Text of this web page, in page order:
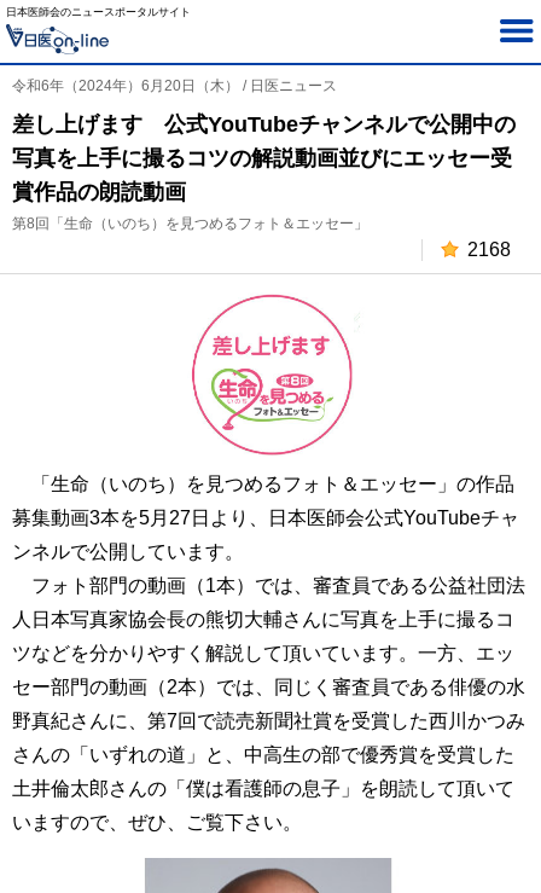
日本医師会のニュースポータルサイト
令和6年（2024年）6月20日（木） / 日医ニュース
差し上げます 公式YouTubeチャンネルで公開中の
写真を上手に撮るコツの解説動画並びにエッセー受
賞作品の朗読動画
第8回「生命（いのち）を見つめるフォト＆エッセー」
2168
「生命（いのち）を見つめるフォト＆エッセー」の作品
募集動画3本を5月27日より、日本医師会公式YouTubeチャ
ンネルで公開しています。
フォト部門の動画（1本）では、審査員である公益社団法
人日本写真家協会長の熊切大輔さんに写真を上手に撮るコ
ツなどを分かりやすく解説して頂いています。一方、エッ
セー部門の動画（2本）では、同じく審査員である俳優の水
野真紀さんに、第7回で読売新聞社賞を受賞した西川かつみ
さんの「いずれの道」と、中高生の部で優秀賞を受賞した
土井倫太郎さんの「僕は看護師の息子」を朗読して頂いて
いますので、ぜひ、ご覧下さい。